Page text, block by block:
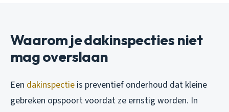
Waarom je dakinspecties niet
mag overslaan
Een dakinspectie is preventief onderhoud dat kleine
gebreken opspoort voordat ze ernstig worden. In